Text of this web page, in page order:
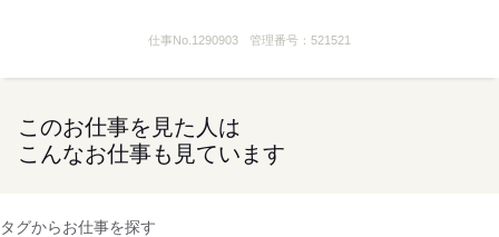
仕事No. 1290903 管理番号： 521521
このお仕事を見た人は
こんなお仕事も見ています
タグからお仕事を探す